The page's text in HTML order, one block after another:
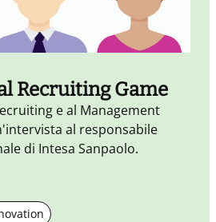
Recruiting Game
e al Management
al responsabile
di Intesa Sanpaolo.